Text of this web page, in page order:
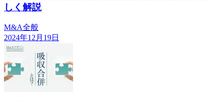
しく解説
M&A全般
2024年12月19日